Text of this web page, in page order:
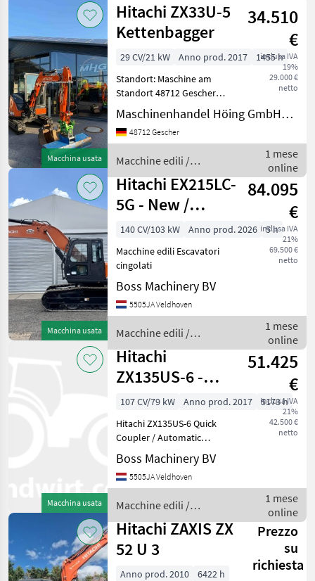
Macchina usata
Hitachi ZX33U-5
Kettenbagger
34.510
€
inclusa IVA
19%
29.000 €
netto
29 CV/21 kW Anno prod. 2017
1455 h
Standort: Maschine am
Standort 48712 Gescher
Hersteller Hitachi Typ
ZX33U-5 Maschinenart
Kettenbagger
Betriebsstunden 1455
Motorlei
Maschinenhandel Höing GmbH&Co.KG
48712 Gescher
Macchine edili /
Hitachi
1 mese
online
Macchina usata
Hitachi EX215LC-
5G - New /
Unused /
Cummins Engine
84.095
€
inclusa IVA
21%
69.500 €
netto
140 CV/103 kW Anno prod. 2026
5 h
Macchine edili Escavatori
cingolati
Boss Machinery BV
5505JA Veldhoven
Macchine edili /
Hitachi
1 mese
online
Macchina usata
Hitachi
ZX135US-6 -
Quick Coupler /
Automatic
Greasing
51.425
€
inclusa IVA
21%
42.500 €
netto
107 CV/79 kW Anno prod. 2017
5173 h
Hitachi ZX135US-6 Quick
Coupler / Automatic
Greasing Year: 2017
Reference number:
BM007596 Hours: 5.173
Veldhoven, Netherlands
Certificate:
Boss Machinery BV
5505JA Veldhoven
Macchine edili /
Hitachi
1 mese
online
Hitachi ZAXIS ZX
52 U 3
Prezzo
su
richiesta
Anno prod. 2010
6422 h